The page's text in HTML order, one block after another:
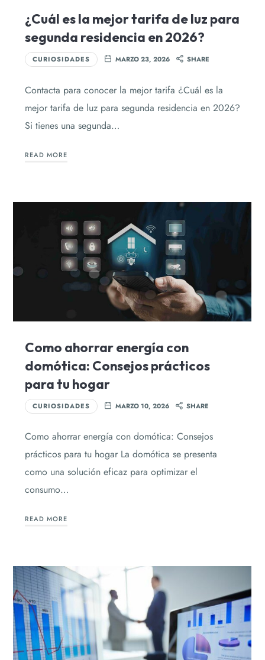
¿Cuál es la mejor tarifa de luz para
segunda residencia en 2026?
CURIOSIDADES MARZO 23, 2026 SHARE
Contacta para conocer la mejor tarifa ¿Cuál es la
mejor tarifa de luz para segunda residencia en 2026?
Si tienes una segunda…
READ MORE
Como ahorrar energía con
domótica: Consejos prácticos
para tu hogar
CURIOSIDADES MARZO 10, 2026 SHARE
Como ahorrar energía con domótica: Consejos
prácticos para tu hogar La domótica se presenta
como una solución eficaz para optimizar el
consumo…
READ MORE